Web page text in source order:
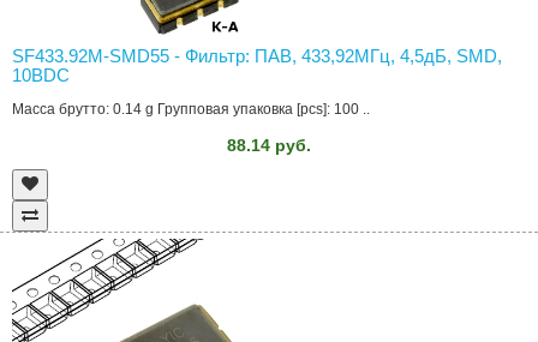
SF433.92M-SMD55 - Фильтр: ПАВ, 433,92МГц, 4,5дБ, SMD,
10ВDC
Масса брутто: 0.14 g Групповая упаковка [pcs]: 100 ..
88.14 руб.